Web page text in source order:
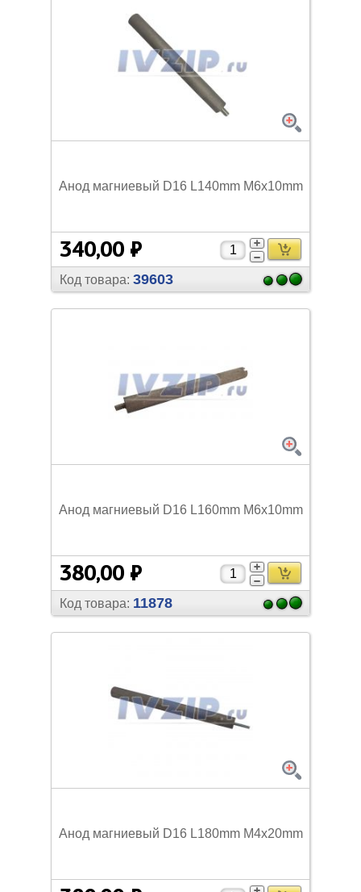
Анод магниевый D16 L140mm M6х10mm
340,00 ₽
Код товара: 39603
Анод магниевый D16 L160mm M6x10mm
380,00 ₽
Код товара: 11878
Анод магниевый D16 L180mm M4х20mm